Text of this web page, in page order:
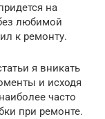
на
любимой
к ремонту.
я вникать
и исходя
часто
при ремонте.